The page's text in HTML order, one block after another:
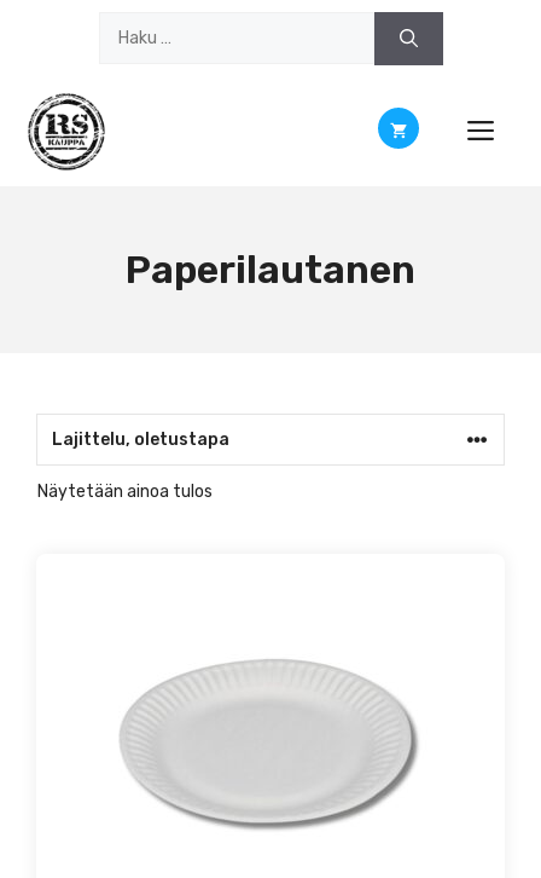
Paperilautanen
Näytetään ainoa tulos